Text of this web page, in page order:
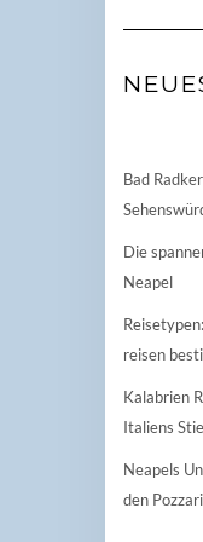
Bad
Die
Neapel
reisen
Kalabrien
Italiens
Neapels
den Pozzari